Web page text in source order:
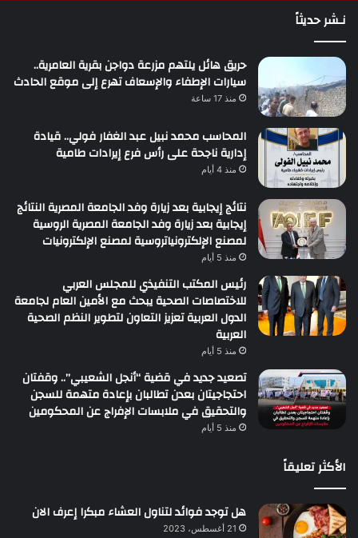
نـشر حديثاً
حريق هائل يلتهم مزرعة دواجن بقرية العامرية..
سيارات الإطفاء والإسعاف تهرع إلى موقع الحادث
منذ 17 ساعة
المحاسب محمد نبيل عبد الغفار فولي.. قيادة
إدارية ناجحة على رأس فرع إيرادات طامية
منذ 4 أيام
نتائج إيجابية بعد زيارة وفد الجامعة المصرية النتائج
إيجابية بعد زيارة وفد الجامعة المصرية الروسية
لمصنع الإلكترونياتروسية لمصنع الإلكترونيات
منذ 5 أيام
رئيس المكتب التنفيذي للمجلس العربي
للاختصاصات الصحية يبحث مع الأمين العام لجامعة
الدول العربية تعزيز التعاون لتطوير النظم الصحية
العربية
منذ 5 أيام
تصعيد جديد في قضية “أنجل الشعيبي”.. وقفتان
احتجاجيتان بعدن تطالبان بإعادة متهمة للسجن
والتحقيق في ملابسات الإفراج عن المحكومين
منذ 5 أيام
الأكثر تعليقاً
هل توجد فوائد لتناول العشاء مبكرا إعرف الان
21 أغسطس، 2023